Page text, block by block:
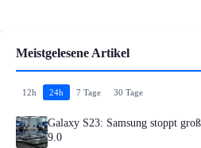
Meistgelesene Artikel
12h 24h 7 Tage 30 Tage
Galaxy S23: Samsung stoppt
9.0